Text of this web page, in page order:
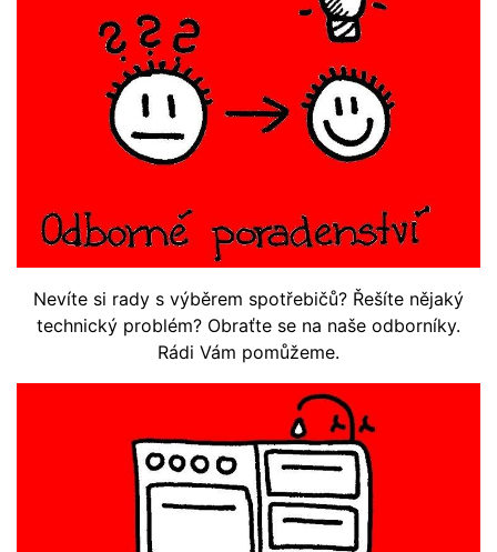
Nevíte si rady s výběrem spotřebičů? Řešíte nějaký
technický problém? Obraťte se na naše odborníky.
Rádi Vám pomůžeme.